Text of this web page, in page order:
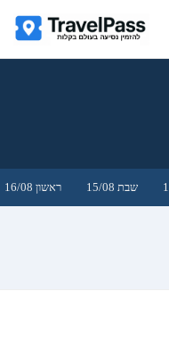
שבת 15/08 ראשון 16/08